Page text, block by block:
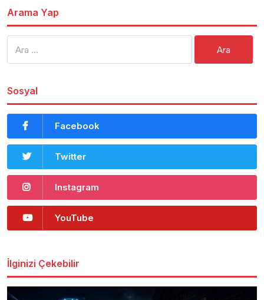
Arama Yap
Sosyal
Facebook
Twitter
Instagram
YouTube
İlginizi Çekebilir